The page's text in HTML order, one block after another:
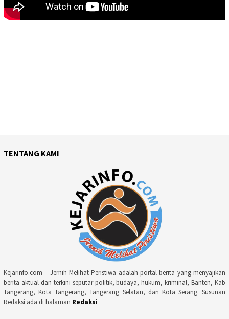
TENTANG KAMI
Kejarinfo.com – Jernih Melihat Peristiwa adalah portal berita yang menyajikan
berita aktual dan terkini seputar politik, budaya, hukum, kriminal, Banten, Kab
Tangerang, Kota Tangerang, Tangerang Selatan, dan Kota Serang. Susunan
Redaksi ada di halaman Redaksi